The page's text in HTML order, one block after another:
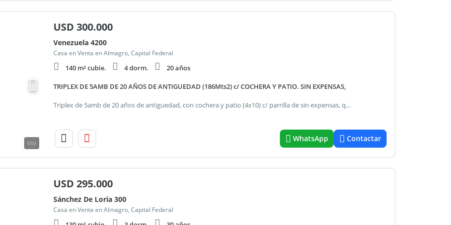
550
USD 300.000
Venezuela 4200
Casa en Venta en Almagro, Capital Federal
140 m² cubie. 4 dorm. 20 años
TRIPLEX DE 5AMB DE 20 AÑOS DE ANTIGUEDAD (186Mts2) c/ COCHERA Y PATIO. SIN EXPENSAS,
Triplex de 5amb de 20 años de antiguedad, con cochera y patio (4x10) c/ parrilla de sin expensas, que consta en pb: living (3,5x5); toilette, amplia cocina (4x3,5) con lavadero y patio con parrilla (4x10); 1º piso: dos dormitorios (3x3,5) con placard, un baño completo y una baulera; 2º piso: dos dormitorios de (3x3,5) con placard y un baño completo 3º piso: altillo (3x3) con un patio agua caliente y calefaccion por caldera individual (radiadores en todos los ambiente) tiene instalados seis (6) aire acondicionado tipo split en todos los ambientes y cocina superficie total: 186 mts2 (cubiertos 140mts2)
WhatsApp Contactar
USD 295.000
Sánchez De Loria 300
Casa en Venta en Almagro, Capital Federal